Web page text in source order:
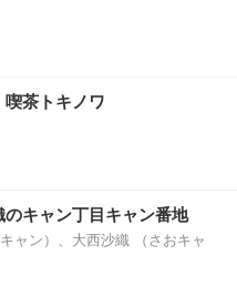
喫茶トキノワ
キャン丁目キャン番地
ャン）、大西沙織 （さおキャ